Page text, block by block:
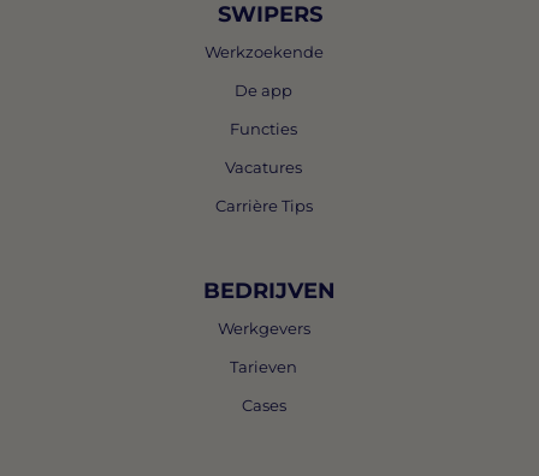
SWIPERS
Werkzoekende
De app
Functies
Vacatures
Carrière Tips
BEDRIJVEN
Werkgevers
Tarieven
Cases